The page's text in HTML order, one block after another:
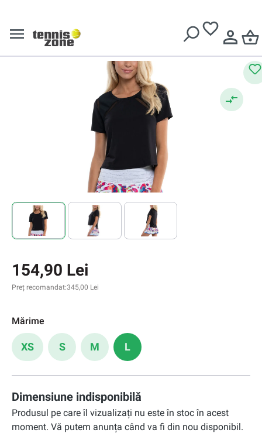
Lucky in Love Core Mixed Up
High-Low S/S Women
154,90 Lei
Preț recomandat:345,00 Lei
Mărime
XS S M L
Dimensiune indisponibilă
Produsul pe care îl vizualizați nu este în stoc în acest
moment. Vă putem anunța când va fi din nou disponibil.